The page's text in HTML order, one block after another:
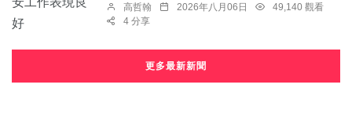
高哲翰 2026年八月06日
49,140 觀看
4 分享
更多最新新聞